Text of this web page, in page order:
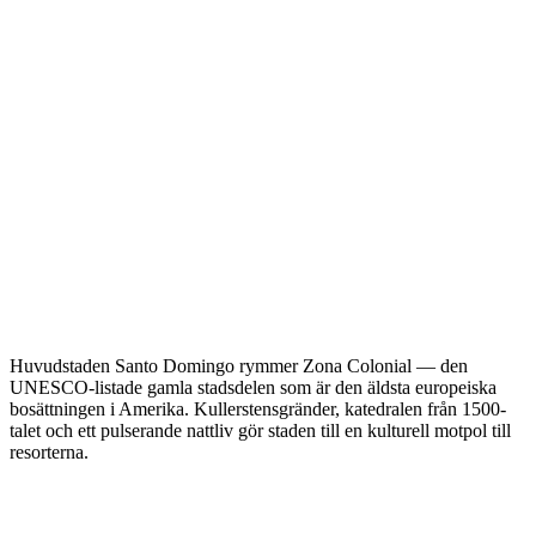
Huvudstaden Santo Domingo rymmer Zona Colonial — den
UNESCO-listade gamla stadsdelen som är den äldsta europeiska
bosättningen i Amerika. Kullerstensgränder, katedralen från 1500-
talet och ett pulserande nattliv gör staden till en kulturell motpol till
resorterna.